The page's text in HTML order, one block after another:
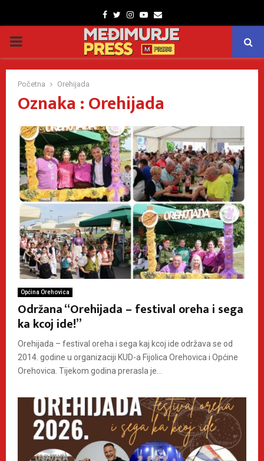
Facebook
TwitterInstagram
Youtube
Email
PRIMARY
MENU
Početna Orehijada
Oznaka : Orehijada
Općina Orehovica
Održana “Orehijada – festival oreha i sega
ka kcoj ide!”
Orehijada – festival oreha i sega kaj kcoj ide održava se od
2014. godine u organizaciji KUD-a Fijolica Orehovica i Općine
Orehovica. Tijekom godina prerasla je...